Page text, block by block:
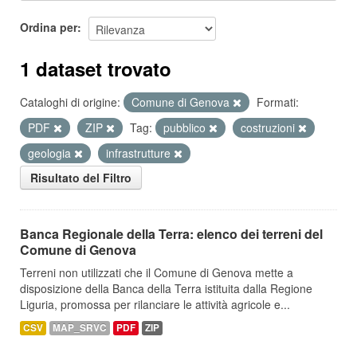
Ordina per
1 dataset trovato
Cataloghi di origine: Comune di Genova
Formati:
PDF
ZIP Tag: pubblico
costruzioni
geologia
infrastrutture
Risultato del Filtro
Banca Regionale della Terra: elenco dei terreni del
Comune di Genova
Terreni non utilizzati che il Comune di Genova mette a
disposizione della Banca della Terra istituita dalla Regione
Liguria, promossa per rilanciare le attività agricole e...
CSV MAP_SRVC PDF ZIP